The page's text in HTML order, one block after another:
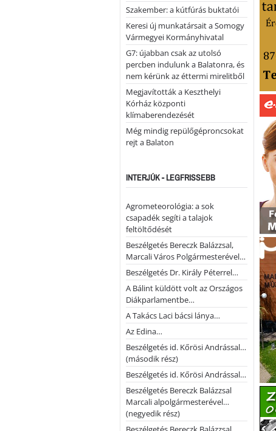
Szakember: a kútfúrás buktatói
Keresi új munkatársait a Somogy
Vármegyei Kormányhivatal
G7: újabban csak az utolsó
percben indulunk a Balatonra, és
nem kérünk az éttermi mirelitből
Megjavították a Keszthelyi
Kórház központi
klímaberendezését
Még mindig repülőgéproncsokat
rejt a Balaton
INTERJÚK - LEGFRISSEBB
Agrometeorológia: a sok
csapadék segíti a talajok
feltöltődését
Beszélgetés Bereczk Balázzsal,
Marcali Város Polgármesterével…
Beszélgetés Dr. Király Péterrel…
A Bálint küldött volt az Országos
Diákparlamentbe…
A Takács Laci bácsi lánya…
Az Edina…
Beszélgetés id. Kőrösi Andrással…
(második rész)
Beszélgetés id. Kőrösi Andrással…
Beszélgetés Bereczk Balázzsal
Marcali alpolgármesterével…
(negyedik rész)